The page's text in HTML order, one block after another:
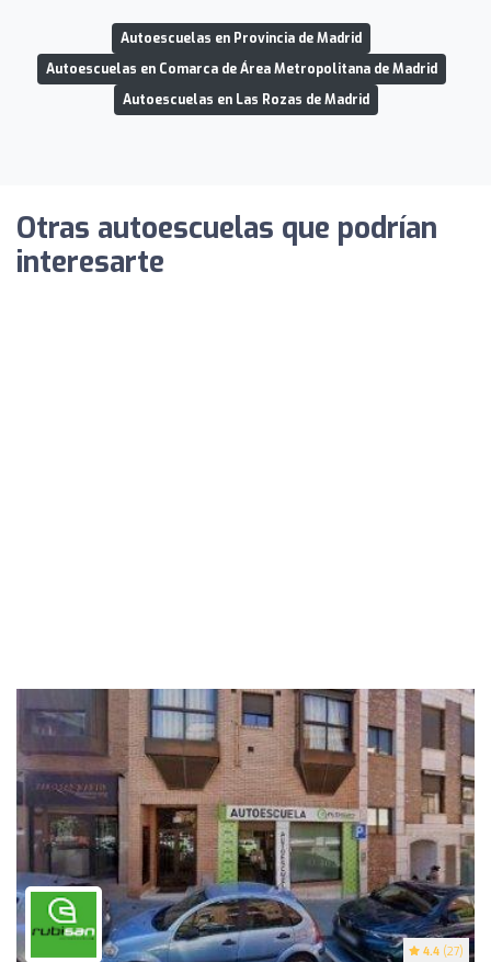
Autoescuelas en Provincia de Madrid
Autoescuelas en Comarca de Área Metropolitana de Madrid
Autoescuelas en Las Rozas de Madrid
Otras autoescuelas que podrían
interesarte
4.4 (27)